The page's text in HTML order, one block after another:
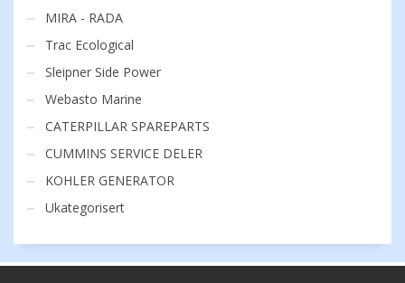
MIRA - RADA
Trac Ecological
Sleipner Side Power
Webasto Marine
CATERPILLAR SPAREPARTS
CUMMINS SERVICE DELER
KOHLER GENERATOR
Ukategorisert